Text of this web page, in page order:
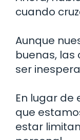
cuando
Aunque
buenas, las
ser
En lugar
que
estar